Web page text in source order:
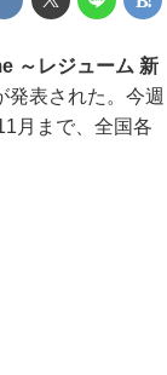
～レジューム 新
発表された。今週
月まで、全国各